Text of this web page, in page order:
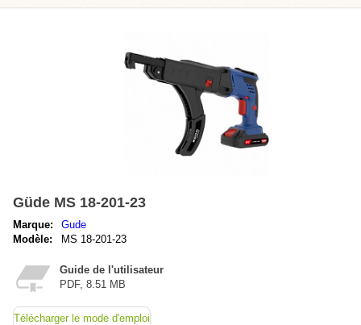
Güde MS 18-201-23
Marque:
Gude
Modèle:
MS 18-201-23
Guide de l'utilisateur
PDF, 8.51 MB
Télécharger le mode d'emploi